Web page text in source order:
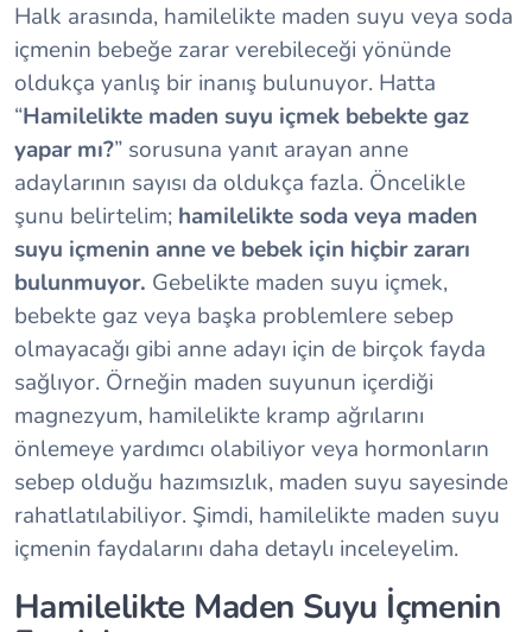
Halk arasında, hamilelikte maden suyu veya soda
içmenin bebeğe zarar verebileceği yönünde
oldukça yanlış bir inanış bulunuyor. Hatta
“Hamilelikte maden suyu içmek bebekte gaz
yapar mı?” sorusuna yanıt arayan anne
adaylarının sayısı da oldukça fazla. Öncelikle
şunu belirtelim; hamilelikte soda veya maden
suyu içmenin anne ve bebek için hiçbir zararı
bulunmuyor. Gebelikte maden suyu içmek,
bebekte gaz veya başka problemlere sebep
olmayacağı gibi anne adayı için de birçok fayda
sağlıyor. Örneğin maden suyunun içerdiği
magnezyum, hamilelikte kramp ağrılarını
önlemeye yardımcı olabiliyor veya hormonların
sebep olduğu hazımsızlık, maden suyu sayesinde
rahatlatılabiliyor. Şimdi, hamilelikte maden suyu
içmenin faydalarını daha detaylı inceleyelim.
Hamilelikte Maden Suyu İçmenin